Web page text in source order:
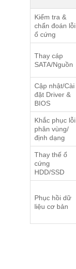
Kiểm tra &
chẩn đoán lỗi
ổ cứng
Thay cáp
SATA/Nguồn
Cập nhật/Cài
đặt Driver &
BIOS
Khắc phục lỗi
phân vùng/
định dạng
Thay thế ổ
cứng
HDD/SSD
Phục hồi dữ
liệu cơ bản